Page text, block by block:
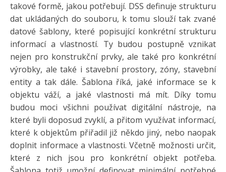
takové formě, jakou potřebují. DSS definuje strukturu
dat ukládaných do souboru, k tomu slouží tak zvané
datové šablony, které popisující konkrétní strukturu
informací a vlastností. Ty budou postupně vznikat
nejen pro konstrukční prvky, ale také pro konkrétní
výrobky, ale také i stavební prostory, zóny, stavební
entity a tak dále. Šablona říká, jaké informace se k
objektu váží, a jaké vlastnosti má mít. Díky tomu
budou moci všichni používat digitální nástroje, na
které byli doposud zvyklí, a přitom využívat informací,
které k objektům přiřadil již někdo jiný, nebo naopak
doplnit informace a vlastnosti. Včetně možnosti určit,
které z nich jsou pro konkrétní objekt potřeba.